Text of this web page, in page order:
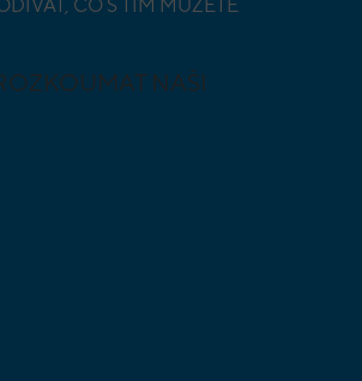
CO S TÍM MŮŽETE
NAŠI